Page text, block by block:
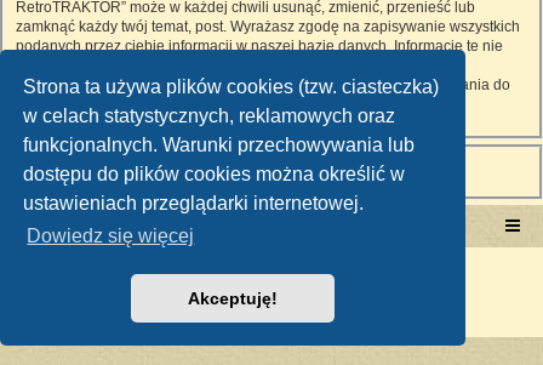
Strona ta używa plików cookies (tzw. ciasteczka)
w celach statystycznych, reklamowych oraz
funkcjonalnych. Warunki przechowywania lub
dostępu do plików cookies można określić w
ustawieniach przeglądarki internetowej.
Dowiedz się więcej
Akceptuję!
RetroTRAKTOR” może w każdej chwili usunąć, zmienić, przenieść lub
zamknąć każdy twój temat, post. Wyrażasz zgodę na zapisywanie wszystkich
podanych przez ciebie informacji w naszej bazie danych. Informacje te nie
RetroTRAKTOR”, ani phpBB nie ponosi odpowiedzialności za włamania do
witryny, podczas których może dojść do kradzieży danych.
Portal RetroTRAKTOR.pl
Polski pakiet językowy dostarcza